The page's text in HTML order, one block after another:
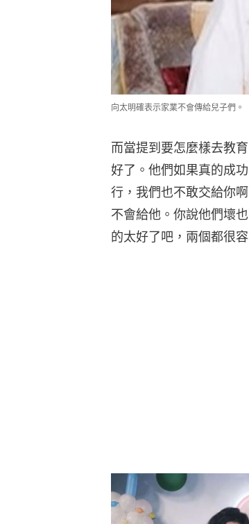
向太明確表示家業不會傳給兒子們。
而當提到要怎麼樣去教
好了。他們如果真的成
行，我們也不敢交給你
不會給他。你說他們壞
的太好了吧，兩個都很